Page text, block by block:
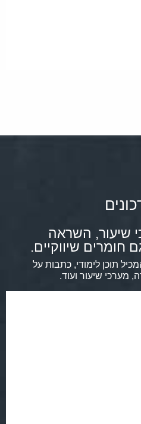
שיעור, השראה
חומרים שיווקיים.
תוכן לימודי, כתבות על
מערכי שיעור ועוד.